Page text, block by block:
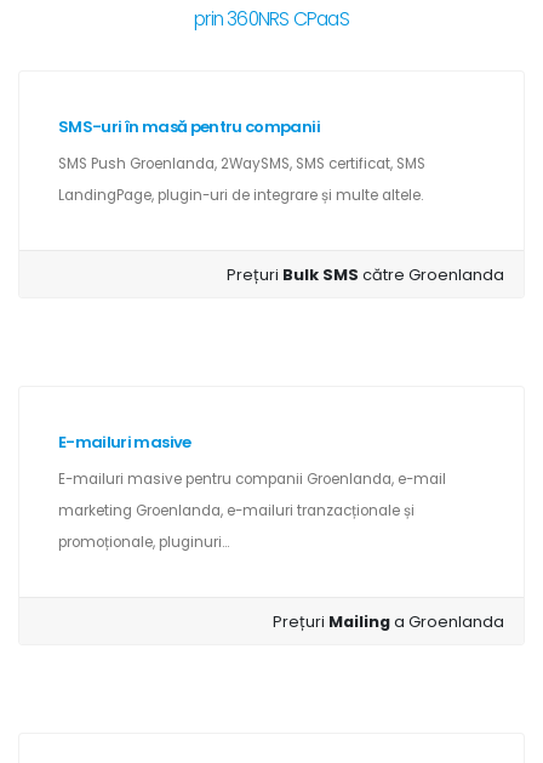
prin 360NRS CPaaS
SMS-uri în masă pentru companii
SMS Push Groenlanda, 2WaySMS, SMS certificat, SMS
LandingPage, plugin-uri de integrare și multe altele.
Prețuri Bulk SMScătre Groenlanda
E-mailuri masive
E-mailuri masive pentru companii Groenlanda, e-mail
marketing Groenlanda, e-mailuri tranzacționale și
promoționale, pluginuri...
Prețuri Mailinga Groenlanda